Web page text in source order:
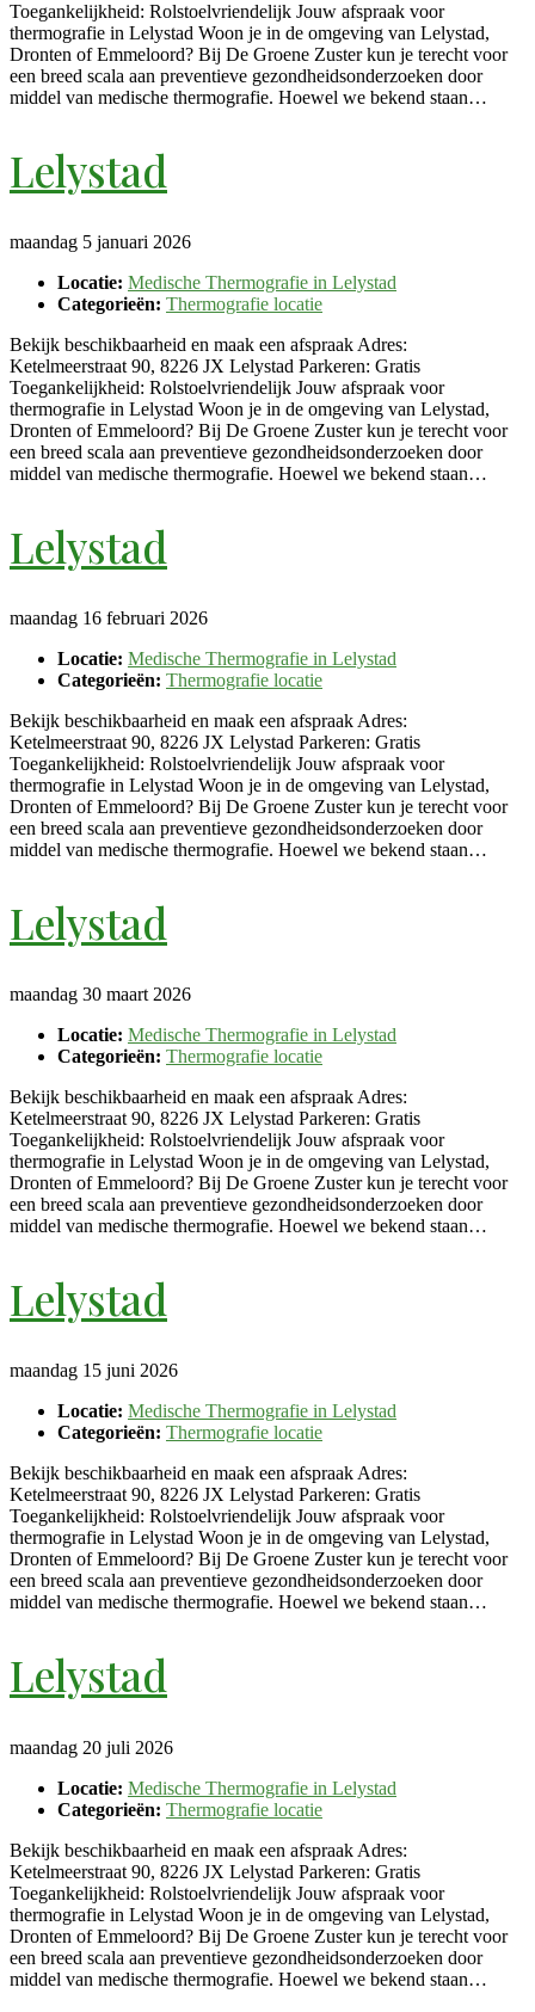
Toegankelijkheid: Rolstoelvriendelijk Jouw afspraak voor
thermografie in Lelystad Woon je in de omgeving van Lelystad,
Dronten of Emmeloord? Bij De Groene Zuster kun je terecht voor
een breed scala aan preventieve gezondheidsonderzoeken door
middel van medische thermografie. Hoewel we bekend staan…
Lelystad
maandag 5 januari 2026
Locatie: Medische Thermografie in Lelystad
Categorieën: Thermografie locatie
Bekijk beschikbaarheid en maak een afspraak Adres:
Ketelmeerstraat 90, 8226 JX Lelystad Parkeren: Gratis
Toegankelijkheid: Rolstoelvriendelijk Jouw afspraak voor
thermografie in Lelystad Woon je in de omgeving van Lelystad,
Dronten of Emmeloord? Bij De Groene Zuster kun je terecht voor
een breed scala aan preventieve gezondheidsonderzoeken door
middel van medische thermografie. Hoewel we bekend staan…
Lelystad
maandag 16 februari 2026
Locatie: Medische Thermografie in Lelystad
Categorieën: Thermografie locatie
Bekijk beschikbaarheid en maak een afspraak Adres:
Ketelmeerstraat 90, 8226 JX Lelystad Parkeren: Gratis
Toegankelijkheid: Rolstoelvriendelijk Jouw afspraak voor
thermografie in Lelystad Woon je in de omgeving van Lelystad,
Dronten of Emmeloord? Bij De Groene Zuster kun je terecht voor
een breed scala aan preventieve gezondheidsonderzoeken door
middel van medische thermografie. Hoewel we bekend staan…
Lelystad
maandag 30 maart 2026
Locatie: Medische Thermografie in Lelystad
Categorieën: Thermografie locatie
Bekijk beschikbaarheid en maak een afspraak Adres:
Ketelmeerstraat 90, 8226 JX Lelystad Parkeren: Gratis
Toegankelijkheid: Rolstoelvriendelijk Jouw afspraak voor
thermografie in Lelystad Woon je in de omgeving van Lelystad,
Dronten of Emmeloord? Bij De Groene Zuster kun je terecht voor
een breed scala aan preventieve gezondheidsonderzoeken door
middel van medische thermografie. Hoewel we bekend staan…
Lelystad
maandag 15 juni 2026
Locatie: Medische Thermografie in Lelystad
Categorieën: Thermografie locatie
Bekijk beschikbaarheid en maak een afspraak Adres:
Ketelmeerstraat 90, 8226 JX Lelystad Parkeren: Gratis
Toegankelijkheid: Rolstoelvriendelijk Jouw afspraak voor
thermografie in Lelystad Woon je in de omgeving van Lelystad,
Dronten of Emmeloord? Bij De Groene Zuster kun je terecht voor
een breed scala aan preventieve gezondheidsonderzoeken door
middel van medische thermografie. Hoewel we bekend staan…
Lelystad
maandag 20 juli 2026
Locatie: Medische Thermografie in Lelystad
Categorieën: Thermografie locatie
Bekijk beschikbaarheid en maak een afspraak Adres:
Ketelmeerstraat 90, 8226 JX Lelystad Parkeren: Gratis
Toegankelijkheid: Rolstoelvriendelijk Jouw afspraak voor
thermografie in Lelystad Woon je in de omgeving van Lelystad,
Dronten of Emmeloord? Bij De Groene Zuster kun je terecht voor
een breed scala aan preventieve gezondheidsonderzoeken door
middel van medische thermografie. Hoewel we bekend staan…